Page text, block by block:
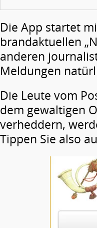
Die App startet
brandaktuellen
anderen
Meldungen
Die Leute vom
dem gewaltigen
verheddern,
Tippen Sie also